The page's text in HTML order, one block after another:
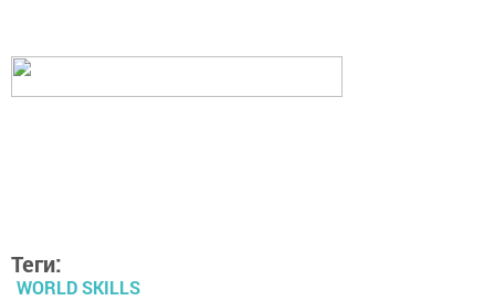
Теги:
WORLD SKILLS